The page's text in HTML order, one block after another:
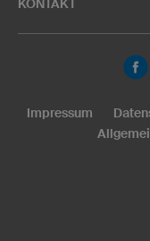
KONTAKT
Impressum